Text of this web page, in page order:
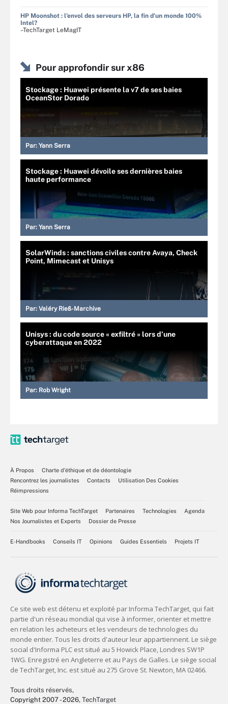
HP Moonshot : l'envol des serveurs HP, la fin d'un monde 100%
Intel?
–TechTarget LeMagIT
Pour approfondir sur x86
Stockage : Huawei présente la v7 de ses baies
OceanStor Dorado
Par: Yann Serra
Stockage : Huawei dévoile ses dernières baies
haute performance
Par: Yann Serra
SolarWinds : sanctions civiles contre Avaya, Check
Point, Mimecast et Unisys
Par: Valéry Rieß-Marchive
Unisys : du code source « exfiltré » lors d’une
cyberattaque en 2022
Par: Rob Wright
À Propos
Charte d’éthique et de déontologie
Rencontrez les journalistes
Contacts
Utilisation Des Cookies
Réimpressions
Site Web pour Informa TechTarget Partenaires Technologies
Agenda
Nos Journalistes et Experts
Dossier de Presse
E-Handbooks Conseils IT Opinions Guides Essentiels Projets IT
Tous droits réservés,
Copyright 2007 - 2026, TechTarget